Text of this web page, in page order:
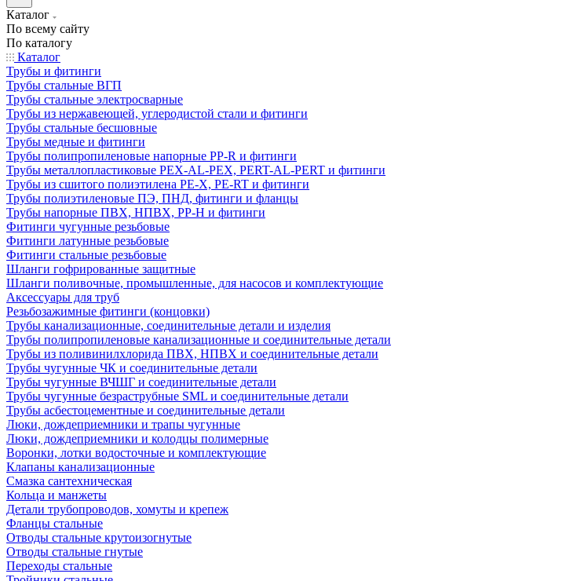
Каталог
По всему сайту
По каталогу
Каталог
Трубы и фитинги
Трубы стальные ВГП
Трубы стальные электросварные
Трубы из нержавеющей, углеродистой стали и фитинги
Трубы стальные бесшовные
Трубы медные и фитинги
Трубы полипропиленовые напорные PP-R и фитинги
Трубы металлопластиковые PEX-AL-PEX, PERT-AL-PERT и фитинги
Трубы из сшитого полиэтилена PE-X, PE-RT и фитинги
Трубы полиэтиленовые ПЭ, ПНД, фитинги и фланцы
Трубы напорные ПВХ, НПВХ, PP-H и фитинги
Фитинги чугунные резьбовые
Фитинги латунные резьбовые
Фитинги стальные резьбовые
Шланги гофрированные защитные
Шланги поливочные, промышленные, для насосов и комплектующие
Аксессуары для труб
Резьбозажимные фитинги (концовки)
Трубы канализационные, соединительные детали и изделия
Трубы полипропиленовые канализационные и соединительные детали
Трубы из поливинилхлорида ПВХ, НПВХ и соединительные детали
Трубы чугунные ЧК и соединительные детали
Трубы чугунные ВЧШГ и соединительные детали
Трубы чугунные безраструбные SML и соединительные детали
Трубы асбестоцементные и соединительные детали
Люки, дождеприемники и трапы чугунные
Люки, дождеприемники и колодцы полимерные
Воронки, лотки водосточные и комплектующие
Клапаны канализационные
Смазка сантехническая
Кольца и манжеты
Детали трубопроводов, хомуты и крепеж
Фланцы стальные
Отводы стальные крутоизогнутые
Отводы стальные гнутые
Переходы стальные